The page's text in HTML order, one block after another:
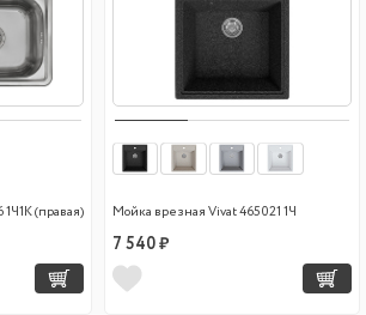
(правая) Мойка врезная Vivat 465021 1Ч
7 540 ₽